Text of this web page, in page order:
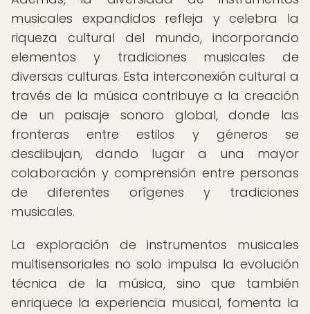
musicales expandidos refleja y celebra la
riqueza cultural del mundo, incorporando
elementos y tradiciones musicales de
diversas culturas. Esta interconexión cultural a
través de la música contribuye a la creación
de un paisaje sonoro global, donde las
fronteras entre estilos y géneros se
desdibujan, dando lugar a una mayor
colaboración y comprensión entre personas
de diferentes orígenes y tradiciones
musicales.
La exploración de instrumentos musicales
multisensoriales no solo impulsa la evolución
técnica de la música, sino que también
enriquece la experiencia musical, fomenta la